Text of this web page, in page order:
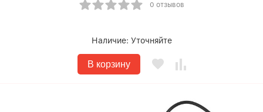
0 отзывов
Наличие: Уточняйте
В корзину